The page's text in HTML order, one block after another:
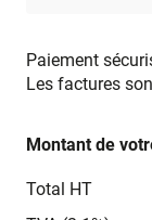
Paiement
Les factures
Montant de
Total HT